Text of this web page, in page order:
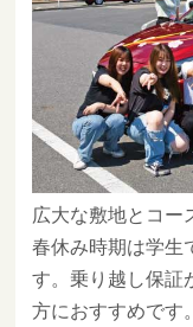
広大な敷地とコー
春休み時期は学生
す。乗り越し保証
方におすすめです。